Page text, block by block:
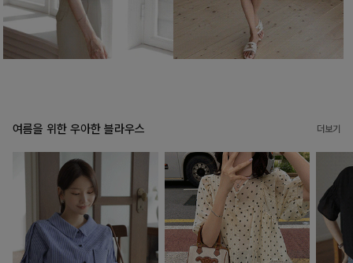
여름을 위한 우아한 블라우스 더보기